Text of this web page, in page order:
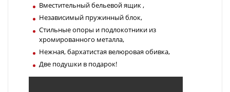
Вместительный бельевой ящик ,
Независимый пружинный блок,
Стильные опоры и подлокотники из
хромированного металла,
Нежная, бархатистая велюровая обивка,
Две подушки в подарок!